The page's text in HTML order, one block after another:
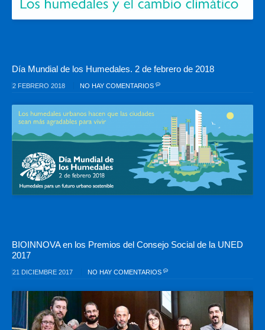
Día Mundial de los Humedales. 2 de febrero de 2018
2 FEBRERO 2018 NO HAY COMENTARIOS
BIOINNOVA en los Premios del Consejo Social de la UNED
2017
21 DICIEMBRE 2017 NO HAY COMENTARIOS